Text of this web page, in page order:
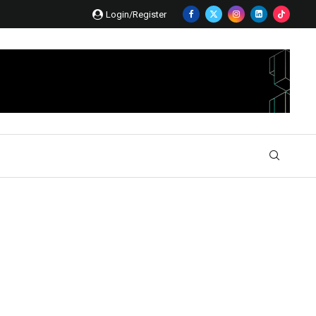
Login/Register